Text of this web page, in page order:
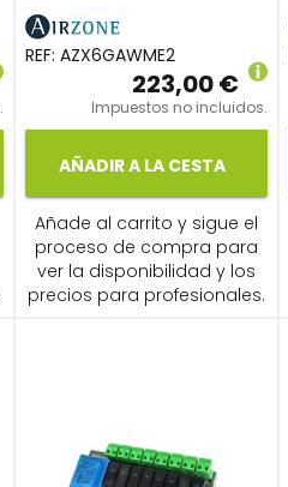
REF: AZX6GAWME2
223,00 €
Impuestos no incluidos.
AÑADIR A LA CESTA
Añade al carrito y sigue el
proceso de compra para
ver la disponibilidad y los
precios para profesionales.